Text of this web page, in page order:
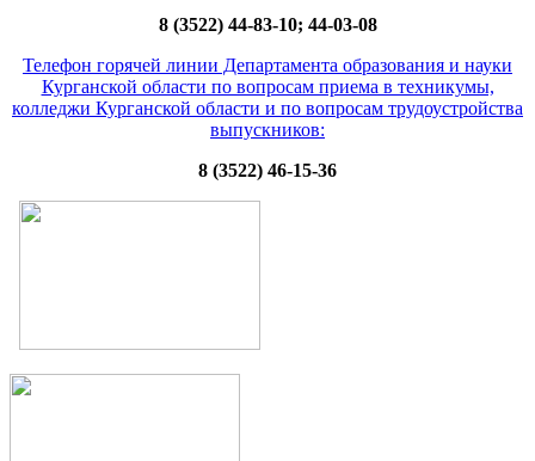
8 (3522) 44-83-10; 44-03-08
Телефон горячей линии Департамента образования и науки
Курганской области по вопросам приема в техникумы,
колледжи Курганской области и по вопросам трудоустройства
выпускников:
8 (3522) 46-15-36